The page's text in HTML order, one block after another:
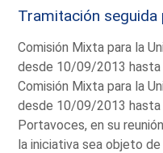
Tramitación seguida
Comisión Mixta para la
desde 10/09/2013
Comisión Mixta para la
desde 10/09/2013
Portavoces, en su
la iniciativa sea objeto de